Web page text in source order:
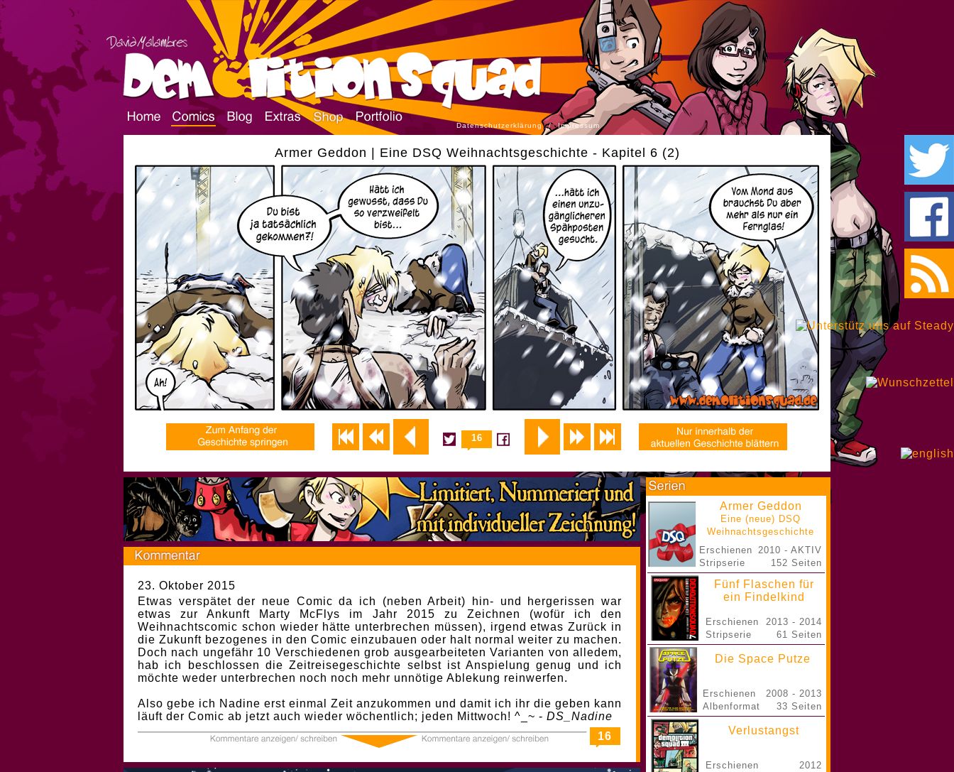
Datenschutzerklärung / Impressum
Armer Geddon | Eine DSQ Weihnachtsgeschichte - Kapitel 6 (2)
16
23. Oktober 2015
Etwas verspätet der neue Comic da ich (neben Arbeit) hin- und hergerissen war
etwas zur Ankunft Marty McFlys im Jahr 2015 zu Zeichnen (wofür ich den
Weihnachtscomic schon wieder hätte unterbrechen müssen), irgend etwas Zurück in
die Zukunft bezogenes in den Comic einzubauen oder halt normal weiter zu machen.
Doch nach ungefähr 10 Verschiedenen grob ausgearbeiteten Varianten von alledem,
hab ich beschlossen die Zeitreisegeschichte selbst ist Anspielung genug und ich
möchte weder unterbrechen noch noch mehr unnötige Ablekung reinwerfen.
Also gebe ich Nadine erst einmal Zeit anzukommen und damit ich ihr die geben kann
läuft der Comic ab jetzt auch wieder wöchentlich; jeden Mittwoch! ^_~ - DS_Nadine
16
Armer Geddon
Eine (neue) DSQ
Weihnachtsgeschichte
Erschienen
Stripserie
2010 - AKTIV
152 Seiten
Fünf Flaschen für
ein Findelkind
Erschienen
Stripserie
2013 - 2014
61 Seiten
Die Space Putze
Erschienen
Albenformat
2008 - 2013
33 Seiten
Verlustangst
Erschienen
2012